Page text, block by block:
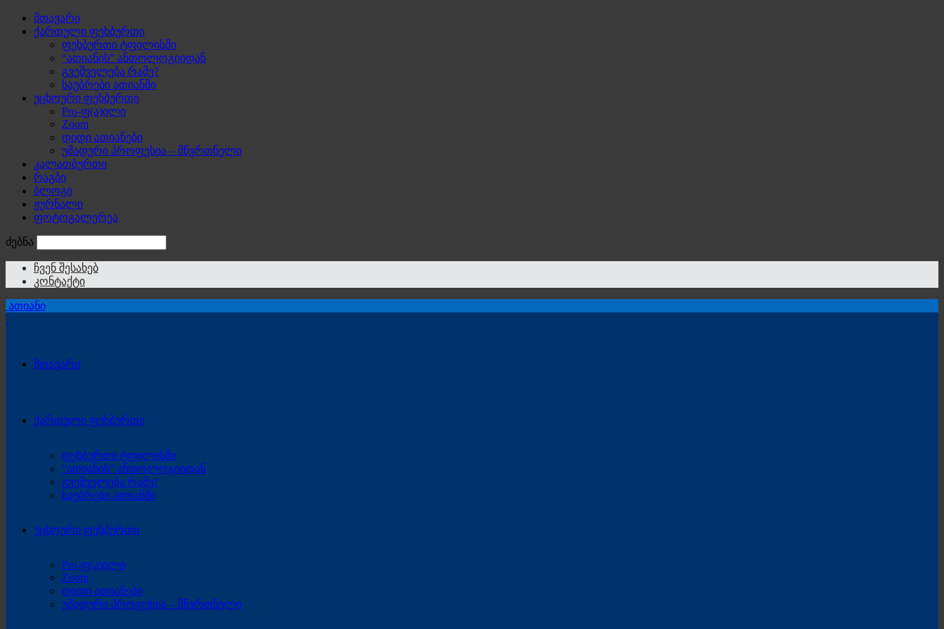
მთავარი
ქართული ფეხბურთი
ფეხბურთი ტფილისში
“ათიანის” ანთოლოგიიდან
გვეშველება რამე?
საუბრები ათიანში
უცხოური ფეხბურთი
Pro-ფ(ა)ილი
Zoom
დიდი ათიანები
უმადური პროფესია – მწვრთნელი
კალათბურთი
რაგბი
ბლოგი
ჟურნალი
ფოტოგალერეა
ძებნა
ჩვენ შესახებ
კონტაქტი
ათიანი
მთავარი
ქართული ფეხბურთი
ფეხბურთი ტფილისში
“ათიანის” ანთოლოგიიდან
გვეშველება რამე?
საუბრები ათიანში
უცხოური ფეხბურთი
Pro-ფ(ა)ილი
Zoom
დიდი ათიანები
უმადური პროფესია – მწვრთნელი